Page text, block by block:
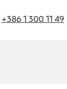
+386 1 300 11 49